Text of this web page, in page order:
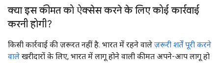
क्या इस कीमत को ऐक्सेस करने के लिए कोई कार्रवाई
करनी होगी?
किसी कार्रवाई की ज़रूरत नहीं है. भारत में रहने वाले ज़रूरी शर्तें पूरी करने
वाले खरीदारों के लिए, भारत में लागू होने वाली कीमत अपने-आप लागू हो